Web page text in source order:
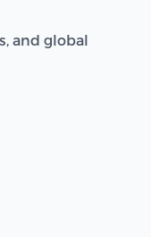
and global